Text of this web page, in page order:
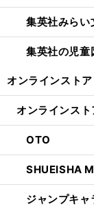
集英社みらい
集英社の児
オンラインストア
オンラインスト
OTO
SHUEISHA
ジャンプキ